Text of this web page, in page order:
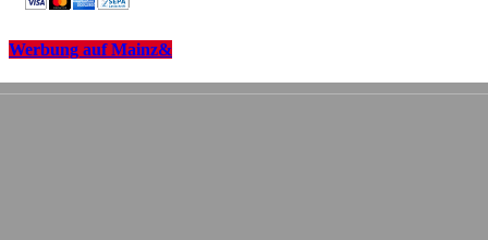
Werbung auf Mainz&